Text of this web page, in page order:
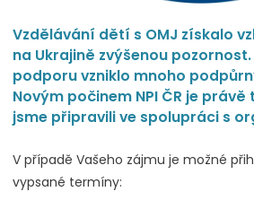
Vzdělávání dětí s OMJ získalo
na Ukrajině zvýšenou
podporu vzniklo mnoho
Novým počinem NPI ČR je
jsme připravili ve spolupráci s
V případě Vašeho zájmu je možné
vypsané termíny: